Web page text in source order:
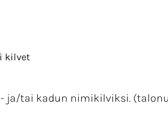
kilvet
tai kadun nimikilviksi.